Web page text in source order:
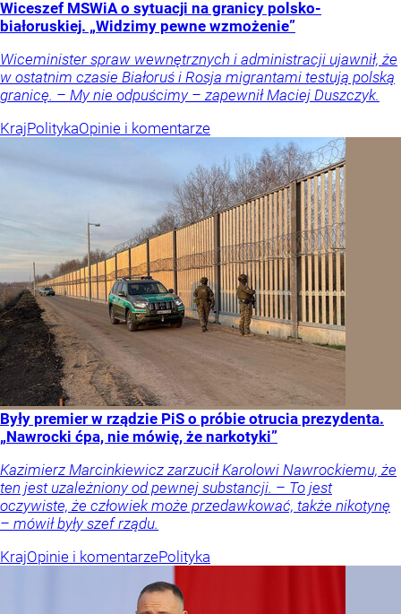
Wiceszef MSWiA o sytuacji na granicy polsko-
białoruskiej. „Widzimy pewne wzmożenie”
Wiceminister spraw wewnętrznych i administracji ujawnił, że
w ostatnim czasie Białoruś i Rosja migrantami testują polską
granicę. – My nie odpuścimy – zapewnił Maciej Duszczyk.
KrajPolitykaOpinie i komentarze
Były premier w rządzie PiS o próbie otrucia prezydenta.
„Nawrocki ćpa, nie mówię, że narkotyki”
Kazimierz Marcinkiewicz zarzucił Karolowi Nawrockiemu, że
ten jest uzależniony od pewnej substancji. – To jest
oczywiste, że człowiek może przedawkować, także nikotynę
– mówił były szef rządu.
KrajOpinie i komentarzePolityka